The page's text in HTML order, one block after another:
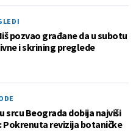
pozvao građane da u subotu
i skrining preglede
srcu Beograda dobija najviši
revizija botaničke